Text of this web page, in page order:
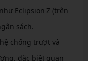
Eclipsion Z (trên
sách.
chống trượt và
đặc biệt quan